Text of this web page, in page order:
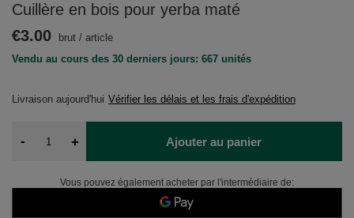
Cuillère en bois pour yerba maté
Livraison aujourd'hui Vérifier les délais et les frais d'expédition
€3.00 brut / article
Vendu au cours des 30 derniers jours: 667 unités
- + Ajouter au panier
Vous pouvez également acheter par l'intermédiaire de: